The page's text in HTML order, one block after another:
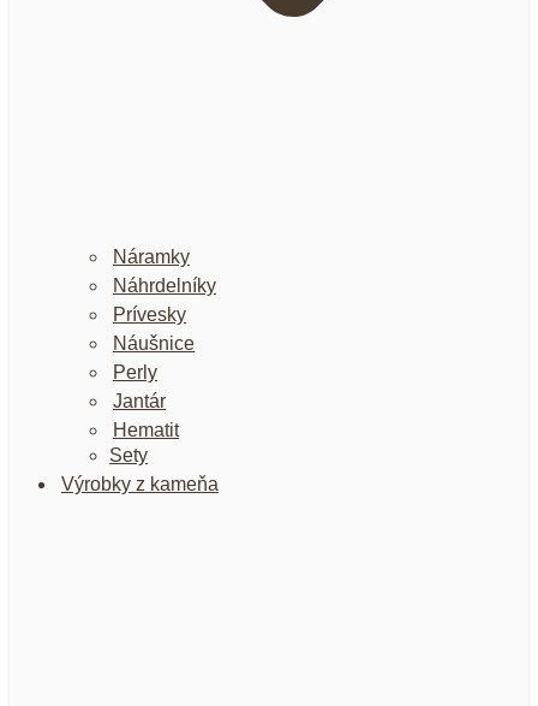
Náramky
Náhrdelníky
Prívesky
Náušnice
Perly
Jantár
Hematit
Sety
Výrobky z kameňa